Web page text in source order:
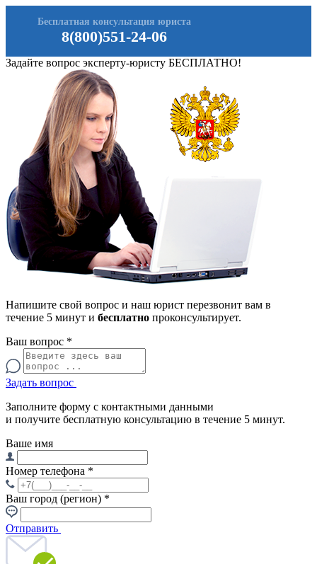
8(800)551-24-06
Бесплатная консультация юриста
Задайте вопрос эксперту-юристу БЕСПЛАТНО!
Напишите свой вопрос и наш юрист перезвонит вам в
течение 5 минут и бесплатно проконсультирует.
Ваш вопрос *
Задать вопрос
Заполните форму с контактными данными
и получите бесплатную консультацию в течение 5 минут.
Ваше имя
Номер телефона *
Ваш город (регион) *
Отправить